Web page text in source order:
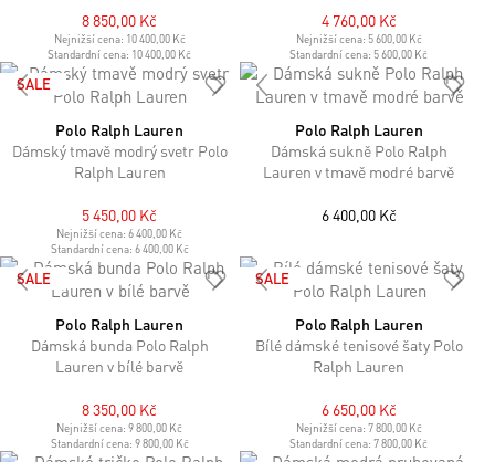
8 850,00 Kč
Nejnižší cena: 10 400,00 Kč
Standardní cena: 10 400,00 Kč
4 760,00 Kč
Nejnižší cena: 5 600,00 Kč
Standardní cena: 5 600,00 Kč
SALE
Polo Ralph Lauren
Dámský tmavě modrý svetr Polo
Ralph Lauren
5 450,00 Kč
Nejnižší cena:6 400,00 Kč
Standardní cena: 6 400,00 Kč
Polo Ralph Lauren
Dámská sukně Polo Ralph
Lauren v tmavě modré barvě
6 400,00 Kč
SALE
Polo Ralph Lauren
Dámská bunda Polo Ralph
Lauren v bílé barvě
8 350,00 Kč
Nejnižší cena:9 800,00 Kč
Standardní cena: 9 800,00 Kč
SALE
Polo Ralph Lauren
Bílé dámské tenisové šaty Polo
Ralph Lauren
6 650,00 Kč
Nejnižší cena: 7 800,00 Kč
Standardní cena:7 800,00 Kč